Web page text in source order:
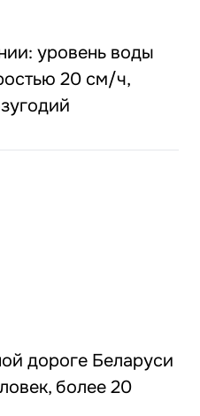
уровень воды
20 см/ч,
дороге Беларуси
более 20